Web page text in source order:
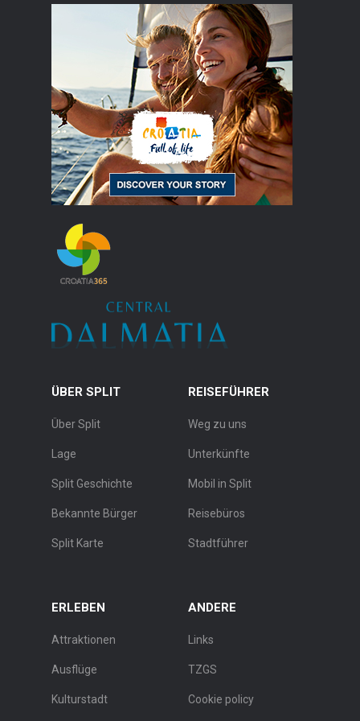
ÜBER SPLIT
Über Split
Lage
Split Geschichte
Bekannte Bürger
Split Karte
REISEFÜHRER
Weg zu uns
Unterkünfte
Mobil in Split
Reisebüros
Stadtführer
ERLEBEN
Attraktionen
Ausflüge
Kulturstadt
ANDERE
Links
TZGS
Cookie policy